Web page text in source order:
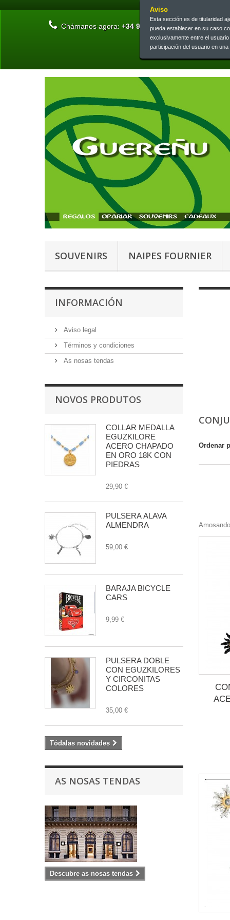
Aviso
Esta sección es de titularidad
pueda establecer en su caso
exclusivamente entre el
participación del usuario en
Chámanos agora: +34 945 13 46 73 | +34 945 26
SOUVENIRS NAIPES FOURNIER
INFORMACIÓN
Aviso legal
Términos y condiciones
As nosas tendas
NOVOS PRODUTOS
COLLAR MEDALLA
EGUZKILORE
ACERO CHAPADO
EN ORO 18K CON
PIEDRAS
29,90 €
PULSERA ÁLAVA
ALMENDRA
59,00 €
BARAJA BICYCLE
CARS
9,99 €
PULSERA DOBLE
CON EGUZKILORES
Y CIRCONITAS
COLORES
35,00 €
Tódalas novidades
AS NOSAS TENDAS
Descubre as nosas tendas
Ordenar